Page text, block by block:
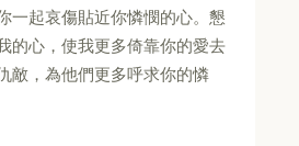
一起哀傷貼近你憐憫的心。懇
的心，使我更多倚靠你的愛去
敵，為他們更多呼求你的憐